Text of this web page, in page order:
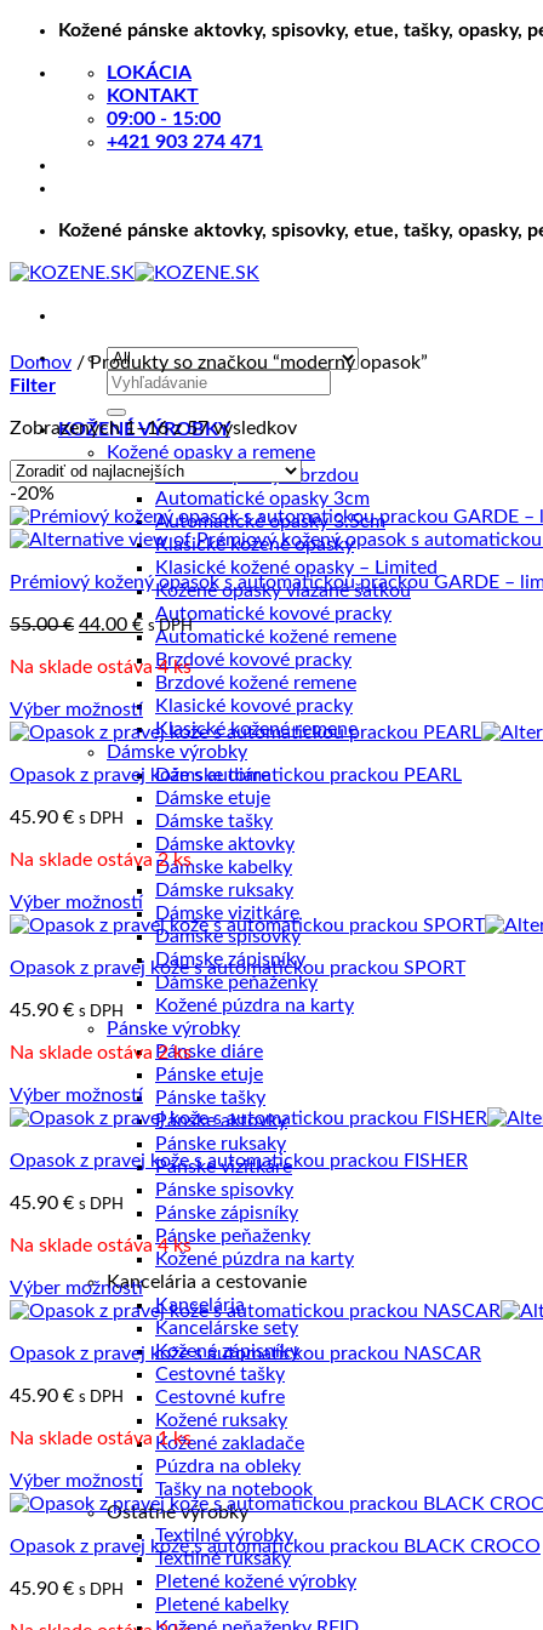
Skip
content
Kožené pánske aktovky, spisovky, etue, tašky, opasky,
LOKÁCIA
KONTAKT
09:00 - 15:00
+421 903 274 471
Kožené pánske aktovky, spisovky, etue, tašky, opasky,
Hľadať:
KOŽENÉ VÝROBKY
Kožené opasky a remene
Kožené opasky s brzdou
Automatické opasky 3cm
Automatické opasky 3.5cm
Klasické kožené opasky
Klasické kožené opasky – Limited
Kožené opasky viazané šatkou
Automatické kovové pracky
Automatické kožené remene
Brzdové kovové pracky
Brzdové kožené remene
Klasické kovové pracky
Klasické kožené remene
Dámske výrobky
Dámske diáre
Dámske etuje
Dámske tašky
Dámske aktovky
Dámske kabelky
Dámske ruksaky
Dámske vizitkáre
Dámske spisovky
Dámske zápisníky
Dámske peňaženky
Kožené púzdra na karty
Pánske výrobky
Pánske diáre
Pánske etuje
Pánske tašky
Pánske aktovky
Pánske ruksaky
Pánske vizitkáre
Pánske spisovky
Pánske zápisníky
Pánske peňaženky
Kožené púzdra na karty
Kancelária a cestovanie
Kancelária
Kancelárske sety
Kožené zápisníky
Cestovné tašky
Cestovné kufre
Kožené ruksaky
Kožené zakladače
Púzdra na obleky
Tašky na notebook
Ostatné výrobky
Textilné výrobky
Textilné ruksaky
Pletené kožené výrobky
Pletené kabelky
Domov /Produkty so značkou “moderný opasok”
Filter
Zobrazených 1–16 z 57 výsledkovZoradené
podľa
ceny:
od
najnižšej
po
najvyššiu
-20%
Prémiový kožený opasok s automatickou prackou GARDE –
55.00€ Pôvodná
bola:
55.00 €.
44.00 €Aktuálna
cena
je:
44.00 €.
s DPH
Na sklade ostáva 4 ks
Výber možností
Tento
má
variantov.
si
môžete
vybrať
na
stránke
Opasok z pravej kože s automatickou prackou PEARL
45.90 € s DPH
Na sklade ostáva 2 ks
Výber možností
Tento
má
variantov.
si
môžete
vybrať
na
stránke
Opasok z pravej kože s automatickou prackou SPORT
45.90 € s DPH
Na sklade ostáva 2 ks
Výber možností
Tento
má
variantov.
si
môžete
vybrať
na
stránke
Opasok z pravej kože s automatickou prackou FISHER
45.90 € s DPH
Na sklade ostáva 4 ks
Výber možností
Tento
má
variantov.
si
môžete
vybrať
na
stránke
Opasok z pravej kože s automatickou prackou NASCAR
45.90 € s DPH
Na sklade ostáva 1 ks
Výber možností
Tento
má
variantov.
Opasok z pravej kože s automatickou prackou BLACK CROCO
45.90 € s DPH